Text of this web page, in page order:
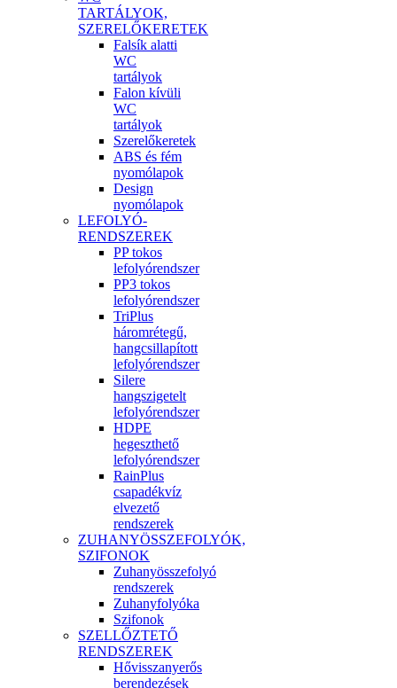
TARTÁLYOK,
SZERELŐKERETEK
Falsík alatti
WC
tartályok
Falon kívüli
WC
tartályok
Szerelőkeretek
ABS és fém
nyomólapok
Design
nyomólapok
LEFOLYÓ-
RENDSZEREK
PP tokos
lefolyórendszer
PP3 tokos
lefolyórendszer
TriPlus
háromrétegű,
hangcsillapított
lefolyórendszer
Silere
hangszigetelt
lefolyórendszer
HDPE
hegeszthető
lefolyórendszer
RainPlus
csapadékvíz
elvezető
rendszerek
ZUHANYÖSSZEFOLYÓK,
SZIFONOK
Zuhanyösszefolyó
rendszerek
Zuhanyfolyóka
Szifonok
SZELLŐZTETŐ
RENDSZEREK
Hővisszanyerős
berendezések